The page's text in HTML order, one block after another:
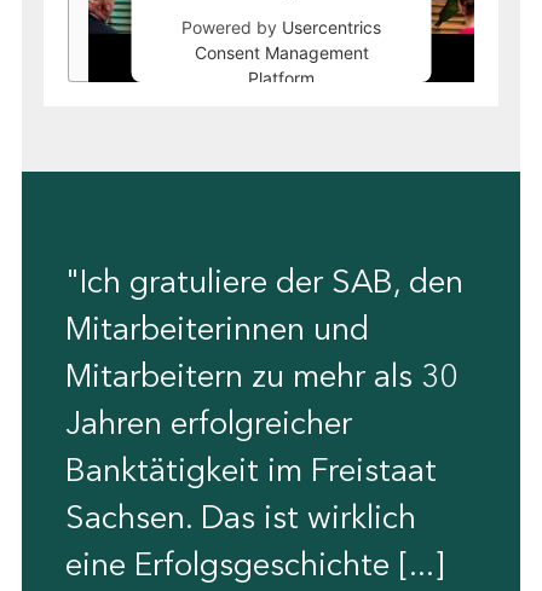
Powered by Usercentrics
Consent Management
Platform
"Ich gratuliere der SAB, den
Mitarbeiterinnen und
Mitarbeitern zu mehr als 30
Jahren erfolgreicher
Banktätigkeit im Freistaat
Sachsen. Das ist wirklich
eine Erfolgsgeschichte [...]